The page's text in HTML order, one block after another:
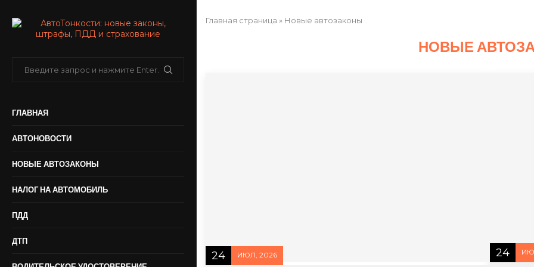
ГЛАВНАЯ
АВТОНОВОСТИ
НОВЫЕ АВТОЗАКОНЫ
НАЛОГ НА АВТОМОБИЛЬ
ПДД
ДТП
Главная страница » Новые автозаконы
НОВЫЕ
24 ИЮЛ, 2026 24